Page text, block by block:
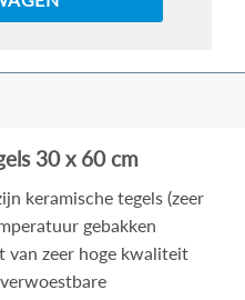
30 x 60 cm
keramische tegels (zeer
gebakken
van zeer hoge kwaliteit